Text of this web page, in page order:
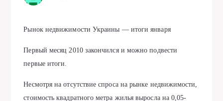
Рынок недвижимости Украины — итоги января
Первый месяц 2010 закончился и можно подвести
первые итоги.
Несмотря на отсутствие спроса на рынке недвижимости,
стоимость квадратного метра жилья выросла на 0,05-